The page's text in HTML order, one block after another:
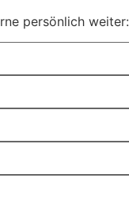
persönlich weiter: